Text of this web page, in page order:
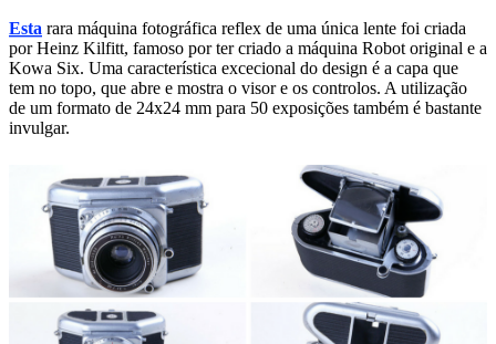
Esta rara máquina fotográfica reflex de uma única lente foi criada
por Heinz Kilfitt, famoso por ter criado a máquina Robot original e a
Kowa Six. Uma característica excecional do design é a capa que
tem no topo, que abre e mostra o visor e os controlos. A utilização
de um formato de 24x24 mm para 50 exposições também é bastante
invulgar.